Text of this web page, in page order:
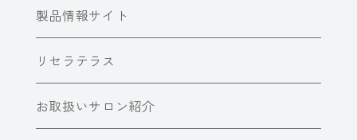
製品情報サイト
リセラテラス
お取扱いサロン紹介